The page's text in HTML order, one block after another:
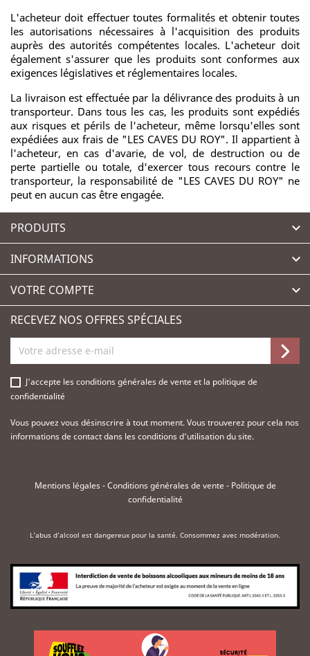
L'acheteur doit effectuer toutes formalités et obtenir toutes
les autorisations nécessaires à l'acquisition des produits
auprès des autorités compétentes locales. L'acheteur doit
également s'assurer que les produits sont conformes aux
exigences législatives et réglementaires locales.
La livraison est effectuée par la délivrance des produits à un
transporteur. Dans tous les cas, les produits sont expédiés
aux risques et périls de l'acheteur, même lorsqu'elles sont
expédiées aux frais de "LES CAVES DU ROY". Il appartient à
l'acheteur, en cas d'avarie, de vol, de destruction ou de
perte partielle ou totale, d'exercer tous recours contre le
transporteur, la responsabilité de "LES CAVES DU ROY" ne
peut en aucun cas être engagée.
PRODUITS 
INFORMATIONS 
VOTRE COMPTE 
RECEVEZ NOS OFFRES SPÉCIALES
J'accepte lesconditions générales de vente et la politique de
confidentialité
Vous pouvez vous désinscrire à tout moment. Vous trouverez pour cela nos
informations de contact dans les conditions d'utilisation du site.
Mentions légales-Conditions générales de vente - Politique de
confidentialité
L'abus d'alcool est dangereux pour la santé. Consommez avec modération.